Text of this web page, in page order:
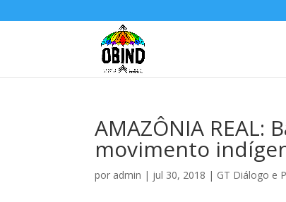
AMAZÔNIA
movimento
por admin | jul 30, 2018 | GT Diálogo e